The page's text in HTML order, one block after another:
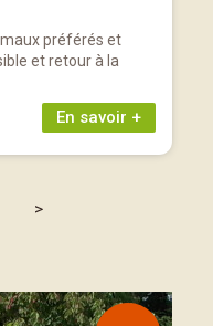
préférés et
et retour à la
En savoir +
>